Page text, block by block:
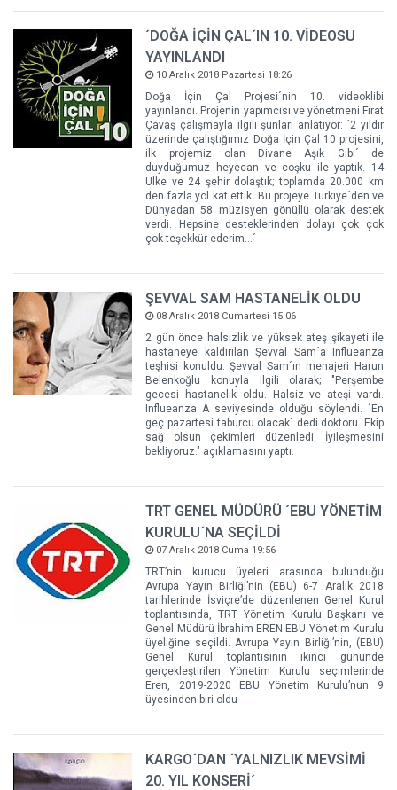
´DOĞA İÇİN ÇAL´IN 10. VİDEOSU
YAYINLANDI
10 Aralık 2018 Pazartesi 18:26
Doğa İçin Çal Projesi´nin 10. videoklibi
yayınlandı. Projenin yapımcısı ve yönetmeni Fırat
Çavaş çalışmayla ilgili şunları anlatıyor: ´2 yıldır
üzerinde çalıştığımız Doğa İçin Çal 10 projesini,
ilk projemiz olan Divane Aşık Gibi´ de
duyduğumuz heyecan ve coşku ile yaptık. 14
Ülke ve 24 şehir dolaştık; toplamda 20.000 km
den fazla yol kat ettik. Bu projeye Türkiye´den ve
Dünyadan 58 müzisyen gönüllü olarak destek
verdi. Hepsine desteklerinden dolayı çok çok
çok teşekkür ederim...´
ŞEVVAL SAM HASTANELİK OLDU
08 Aralık 2018 Cumartesi 15:06
2 gün önce halsizlik ve yüksek ateş şikayeti ile
hastaneye kaldırılan Şevval Sam´a Influeanza
teşhisi konuldu. Şevval Sam´ın menajeri Harun
Belenkoğlu konuyla ilgili olarak; "Perşembe
gecesi hastanelik oldu. Halsiz ve ateşi vardı.
Influeanza A seviyesinde olduğu söylendi. ´En
geç pazartesi taburcu olacak´ dedi doktoru. Ekip
sağ olsun çekimleri düzenledi. İyileşmesini
bekliyoruz." açıklamasını yaptı.
TRT GENEL MÜDÜRÜ ´EBU YÖNETİM
KURULU´NA SEÇİLDİ
07 Aralık 2018 Cuma 19:56
TRT’nin kurucu üyeleri arasında bulunduğu
Avrupa Yayın Birliği’nin (EBU) 6-7 Aralık 2018
tarihlerinde İsviçre’de düzenlenen Genel Kurul
toplantısında, TRT Yönetim Kurulu Başkanı ve
Genel Müdürü İbrahim EREN EBU Yönetim Kurulu
üyeliğine seçildi. Avrupa Yayın Birliği’nin, (EBU)
Genel Kurul toplantısının ikinci gününde
gerçekleştirilen Yönetim Kurulu seçimlerinde
Eren, 2019-2020 EBU Yönetim Kurulu’nun 9
üyesinden biri oldu
KARGO´DAN ´YALNIZLIK MEVSİMİ
20. YIL KONSERİ´